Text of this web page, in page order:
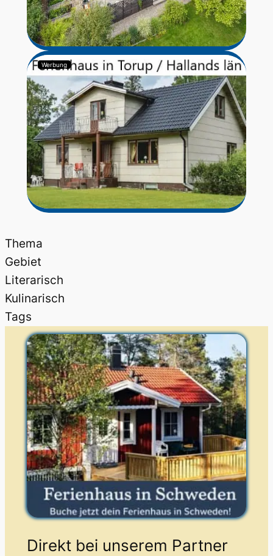
Werbung
Thema
Gebiet
Literarisch
Kulinarisch
Tags
Direkt bei unserem Partner